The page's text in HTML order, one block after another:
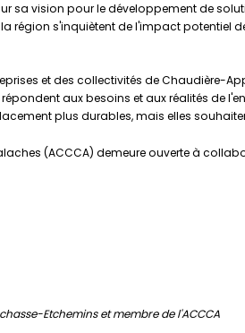
sa vision pour le développement de
région s'inquiètent de l'impact
et des collectivités de
aux besoins et aux réalités de
plus durables, mais elles
(ACCCA) demeure ouverte à
Etchemins et membre de l'ACCCA